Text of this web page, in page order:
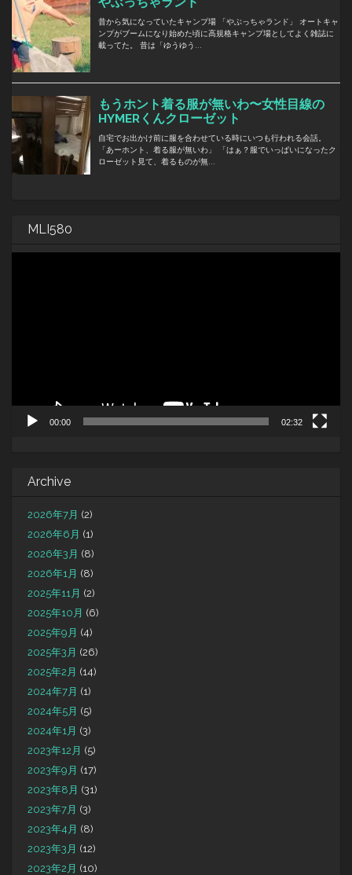
MLI580
00:00 02:32
Archive
2026年7月 (2)
2026年6月 (1)
2026年3月 (8)
2026年1月 (8)
2025年11月 (2)
2025年10月 (6)
2025年9月 (4)
2025年3月 (26)
2025年2月 (14)
2024年7月 (1)
2024年5月 (5)
2024年1月 (3)
2023年12月 (5)
2023年9月 (17)
2023年8月 (31)
2023年7月 (3)
2023年4月 (8)
2023年3月 (12)
2023年2月 (10)